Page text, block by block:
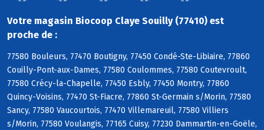
Votre magasin Biocoop Claye Souilly (77410) est
proche de :
77580 Bouleurs, 77470 Boutigny, 77450 Condé-Ste-Libiaire, 77860
Couilly-Pont-aux-Dames, 77580 Coulommes, 77580 Coutevroult,
77580 Crécy-la-Chapelle, 77450 Esbly, 77450 Montry, 77860
Quincy-Voisins, 77470 St-Fiacre, 77860 St-Germain s/Morin, 77580
Sancy, 77580 Vaucourtois, 77470 Villemareuil, 77580 Villiers
s/Morin, 77580 Voulangis, 77165 Cuisy, 77230 Dammartin-en-Goële,